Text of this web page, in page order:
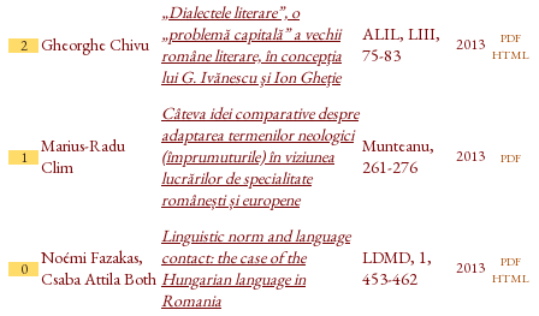
2 Gheorghe Chivu
„Dialectele literare”, o
„problemă capitală” a vechii
române literare, în concepţia
lui G. Ivănescu şi Ion Gheţie
ALIL, LIII,
75-83
2013 pdf
html
1
Marius-Radu
Clim
Câteva idei comparative despre
adaptarea termenilor neologici
(împrumuturile) în viziunea
lucrărilor de specialitate
românești și europene
Munteanu,
261-276
2013 pdf
0
Noémi Fazakas,
Csaba Attila Both
Linguistic norm and language
contact: the case of the
Hungarian language in
Romania
LDMD, 1,
453-462
2013 pdf
html